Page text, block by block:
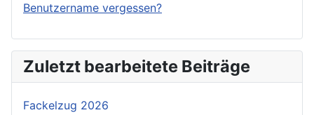
Benutzername vergessen?
Zuletzt bearbeitete Beiträge
Fackelzug 2026